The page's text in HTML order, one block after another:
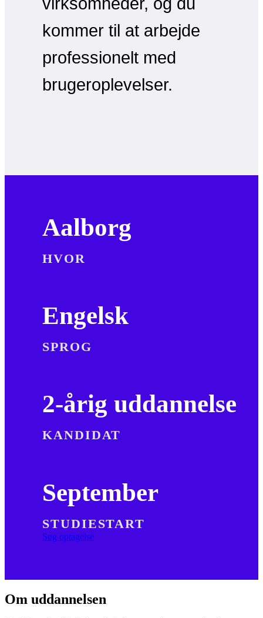
kommer til at arbejde
professionelt med
brugeroplevelser.
Aalborg
HVOR
Engelsk
SPROG
2-årig uddannelse
KANDIDAT
September
STUDIESTART
Søg optagelse
Om uddannelsen